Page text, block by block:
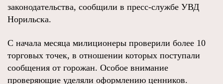
законодательства, сообщили в пресс-службе УВД
Норильска.
С начала месяца милиционеры проверили более 10
торговых точек, в отношении которых поступали
сообщения от горожан. Особое внимание
проверяющие уделяли оформлению ценников.